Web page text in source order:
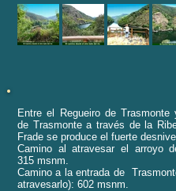
Entre el Regueiro de Trasmonte
de Trasmonte a través de la
Frade se produce el fuerte
Camino al atravesar el arroyo
315 msnm.
Camino a la entrada de
atravesarlo): 602 msnm.